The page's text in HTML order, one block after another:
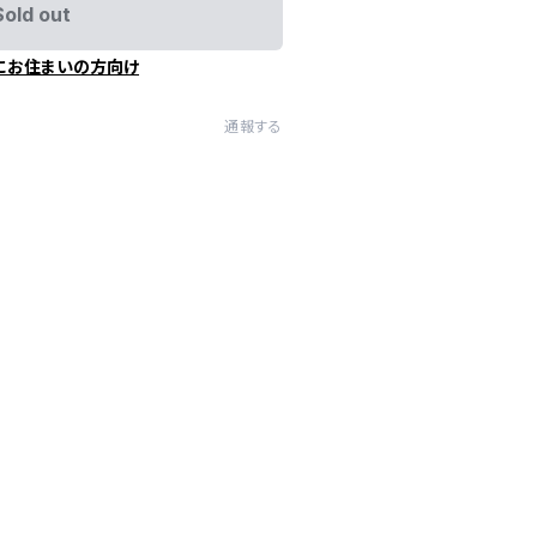
out
お住まいの方向け
通報する